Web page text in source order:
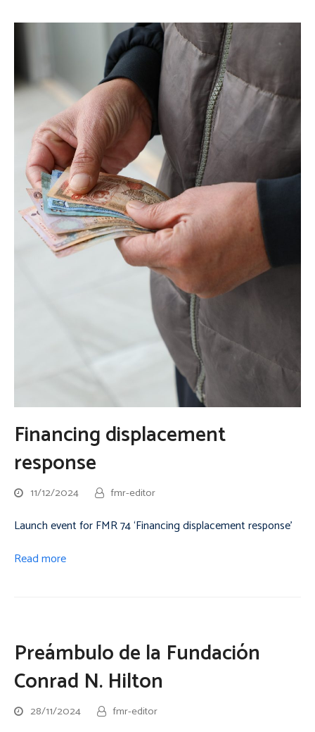
Financing displacement
response
11/12/2024 fmr-editor
Launch event for FMR 74 ‘Financing displacement response’
Read more
Preámbulo de la Fundación
Conrad N. Hilton
28/11/2024 fmr-editor